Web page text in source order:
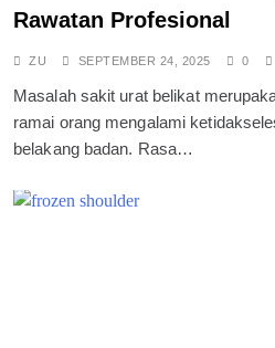
Rawatan Profesional
ZU SEPTEMBER 24, 2025 0
Masalah sakit urat belikat
ramai orang mengalami
belakang badan. Rasa…